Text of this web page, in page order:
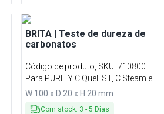
BRITA | Teste de dureza de
carbonatos
Código de produto, SKU:710800
Para PURITY C Quell ST, C Steam e
PURITY Clean
W 100 x D 20 x H 20 mm
Com stock: 3 -5 Dias